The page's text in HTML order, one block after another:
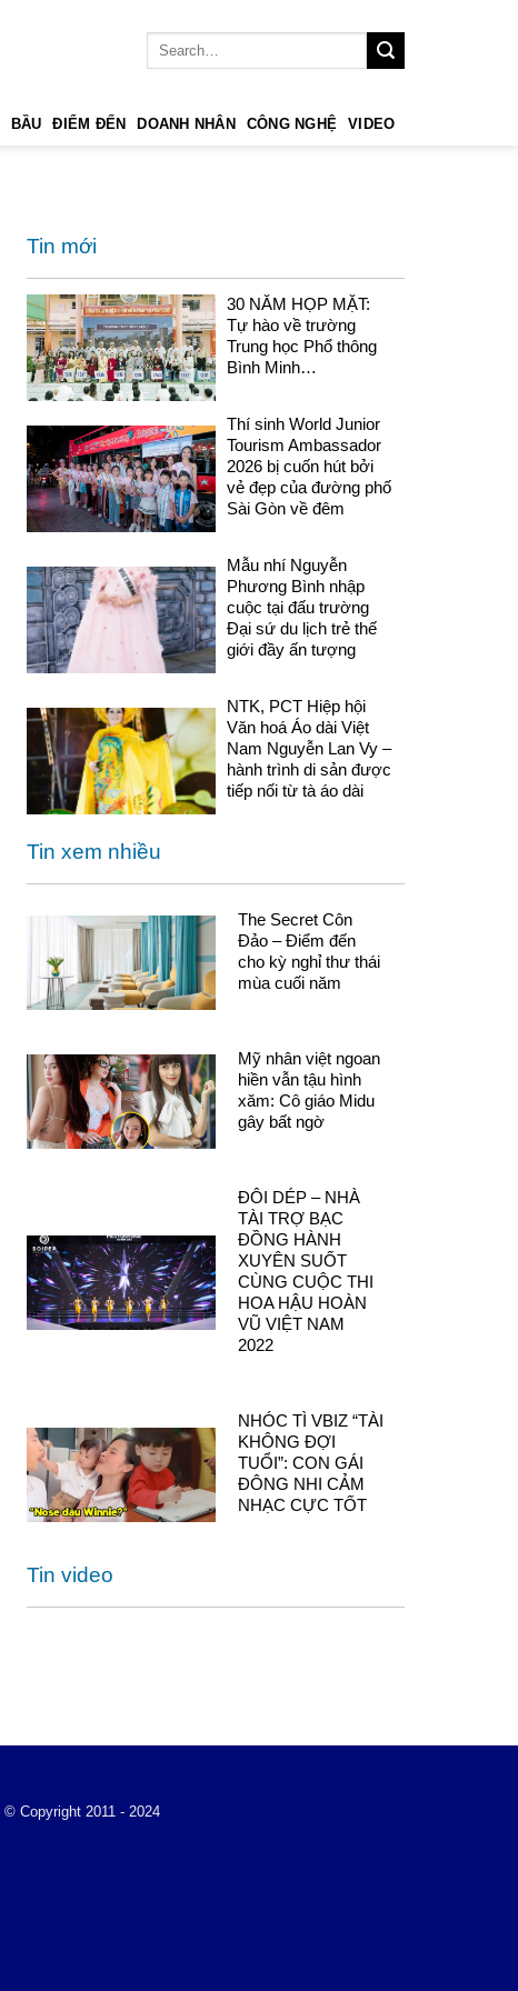
BẦU ĐIỂM ĐẾN DOANH NHÂN CÔNG NGHỆ VIDEO
Tin mới
30 NĂM HỌP MẶT:
Tự hào về trường
Trung học Phổ thông
Bình Minh…
Thí sinh World Junior
Tourism Ambassador
2026 bị cuốn hút bởi
vẻ đẹp của đường phố
Sài Gòn về đêm
Mẫu nhí Nguyễn
Phương Bình nhập
cuộc tại đấu trường
Đại sứ du lịch trẻ thế
giới đầy ấn tượng
NTK, PCT Hiệp hội
Văn hoá Áo dài Việt
Nam Nguyễn Lan Vy –
hành trình di sản được
tiếp nối từ tà áo dài
Tin xem nhiều
The Secret Côn
Đảo – Điểm đến
cho kỳ nghỉ thư thái
mùa cuối năm
Mỹ nhân việt ngoan
hiền vẫn tậu hình
xăm: Cô giáo Midu
gây bất ngờ
ĐÔI DÉP – NHÀ
TÀI TRỢ BẠC
ĐỒNG HÀNH
XUYÊN SUỐT
CÙNG CUỘC THI
HOA HẬU HOÀN
VŨ VIỆT NAM
2022
NHÓC TÌ VBIZ “TÀI
KHÔNG ĐỢI
TUỔI”: CON GÁI
ĐÔNG NHI CẢM
NHẠC CỰC TỐT
Tin video
© Copyright 2011 - 2024